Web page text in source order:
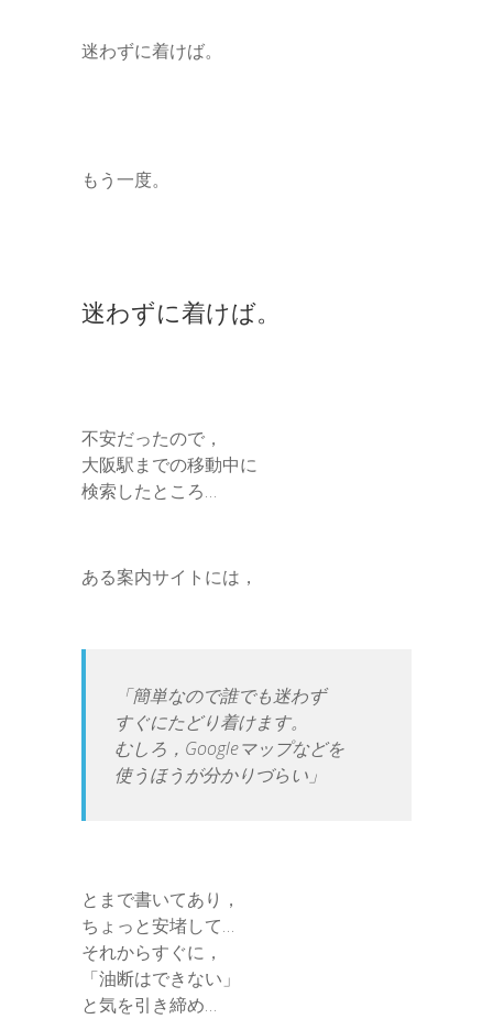
迷わずに着けば。
もう一度。
迷わずに着けば。
不安だったので，
大阪駅までの移動中に
検索したところ…
ある案内サイトには，
「簡単なので誰でも迷わず
すぐにたどり着けます。
むしろ，Googleマップなどを
使うほうが分かりづらい」
とまで書いてあり，
ちょっと安堵して…
それからすぐに，
「油断はできない」
と気を引き締め…